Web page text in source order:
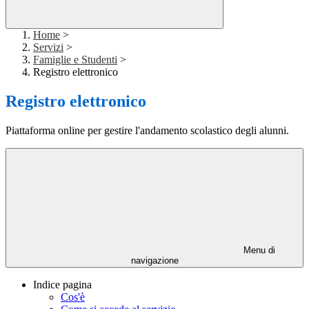
Home >
Servizi >
Famiglie e Studenti >
Registro elettronico
Registro elettronico
Piattaforma online per gestire l'andamento scolastico degli alunni.
Menu di
navigazione
Indice pagina
Cos'è